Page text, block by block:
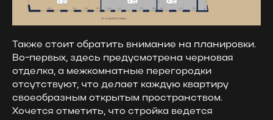
Также стоит обратить внимание на планировки.
Во-первых, здесь предусмотрена черновая
отделка, а межкомнатные перегородки
отсутствуют, что делает каждую квартиру
своеобразным открытым пространством.
Хочется отметить, что стройка ведется